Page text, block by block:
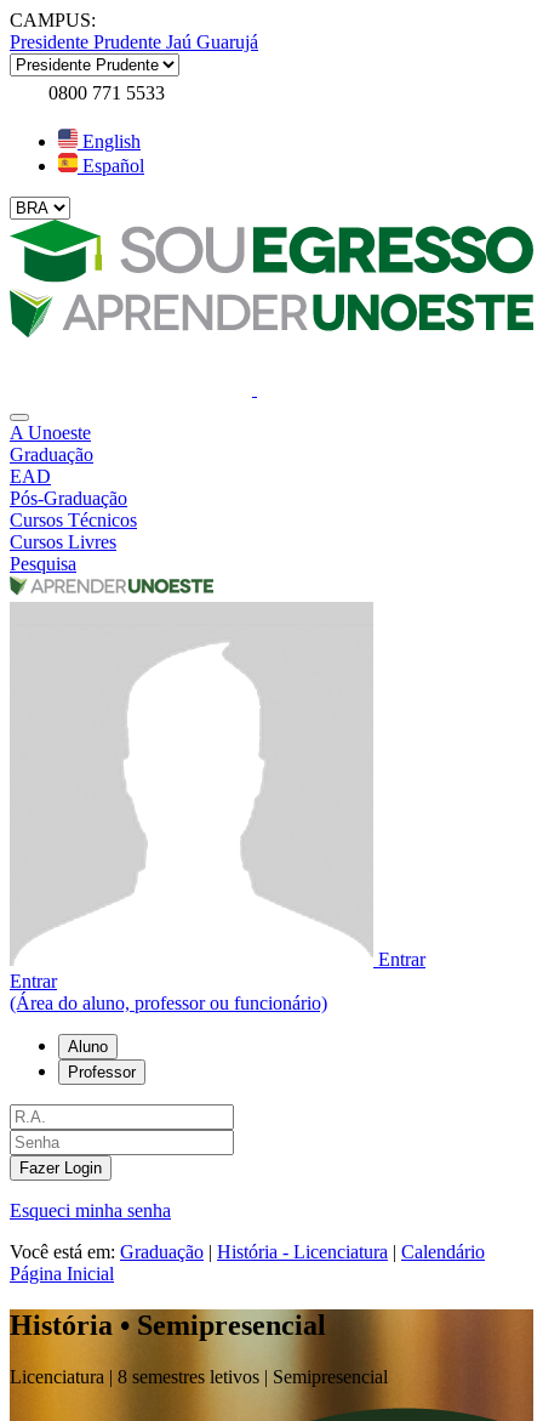
CAMPUS:
Presidente Prudente Jaú Guarujá
0800 771 5533
English
Español
A Unoeste
Graduação
EAD
Pós-Graduação
Cursos Técnicos
Cursos Livres
Pesquisa
Entrar
Entrar
(Área do aluno, professor ou funcionário)
Aluno
Professor
Fazer Login
Esqueci minha senha
Você está em: Graduação | História - Licenciatura | Calendário
Página Inicial
História • Semipresencial
Licenciatura | 8 semestres letivos | Semipresencial